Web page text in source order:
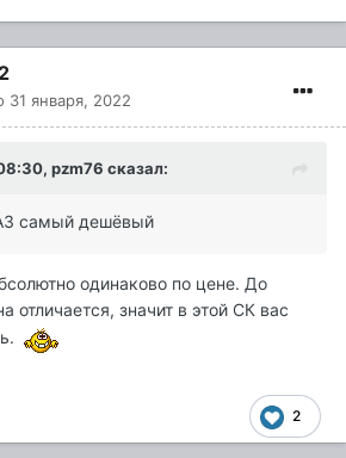
31 января, 2022
pzm76 сказал:
самый дешёвый
одинаково по цене. До
отличается, значит в этой СК вас
2